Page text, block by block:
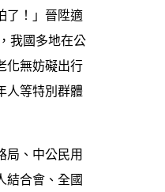
了！」晉陞適
我國多地在公
化無妨礙出行
人等特別群體
局、中公民用
結合會、全國